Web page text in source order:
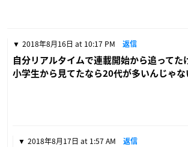
2018年8月16日 at 10:17 PM 返信
自分リアルタイムで連載開始から追ってた
小学生から見てたなら20代が多いんじゃな
2018年8月17日 at 1:57 AM 返信